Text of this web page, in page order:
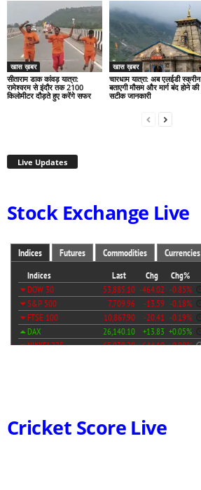
खास ख़बर
सीताराम डाक कांवड़ यात्रा:
रामेश्वरम से इंदौर तक 2100
किलोमीटर दौड़ते हुए करेंगे सफर
खास ख़बर
चारधाम यात्रा: अब एलईडी स्क्रीन
बताएगी मौसम और मार्ग बंद होने की
सटीक जानकारी
Live Updates
Stock Exchange Live
Cricket Score Live